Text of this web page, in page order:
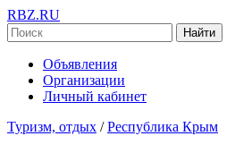
RBZ.RU
Найти
Объявления
Организации
Личный кабинет
Туризм, отдых / Республика Крым